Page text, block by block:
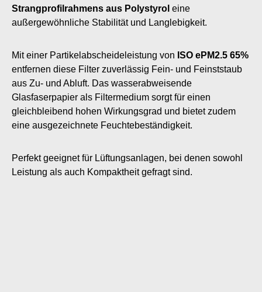
Strangprofilrahmens aus Polystyrol eine
außergewöhnliche Stabilität und Langlebigkeit.
Mit einer Partikelabscheideleistung von ISO ePM2.5 65%
entfernen diese Filter zuverlässig Fein- und Feinststaub
aus Zu- und Abluft. Das wasserabweisende
Glasfaserpapier als Filtermedium sorgt für einen
gleichbleibend hohen Wirkungsgrad und bietet zudem
eine ausgezeichnete Feuchtebeständigkeit.
Perfekt geeignet für Lüftungsanlagen, bei denen sowohl
Leistung als auch Kompaktheit gefragt sind.